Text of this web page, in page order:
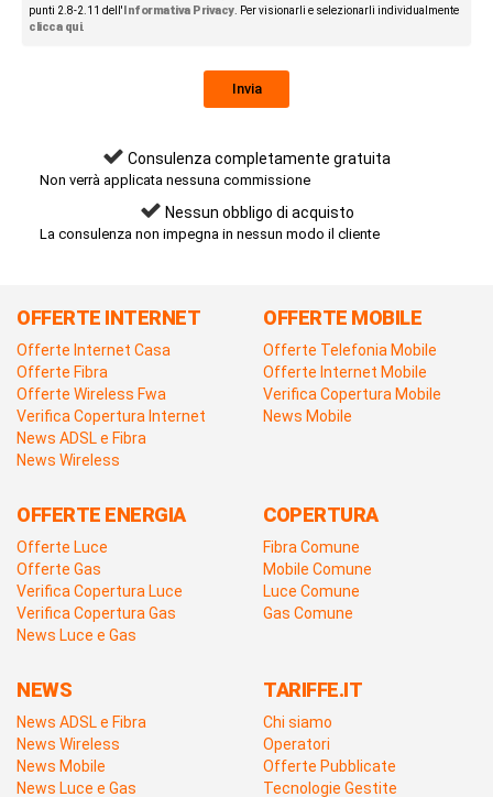
punti 2.8-2.11 dell' Informativa Privacy. Per visionarli e selezionarli individualmente
clicca qui.
Consulenza completamente gratuita
Non verrà applicata nessuna commissione
Nessun obbligo di acquisto
La consulenza non impegna in nessun modo il cliente
OFFERTE INTERNET
Offerte Internet Casa
Offerte Fibra
Offerte Wireless Fwa
Verifica Copertura Internet
News ADSL e Fibra
News Wireless
OFFERTE MOBILE
Offerte Telefonia Mobile
Offerte Internet Mobile
Verifica Copertura Mobile
News Mobile
OFFERTE ENERGIA
Offerte Luce
Offerte Gas
Verifica Copertura Luce
Verifica Copertura Gas
News Luce e Gas
COPERTURA
Fibra Comune
Mobile Comune
Luce Comune
Gas Comune
NEWS
News ADSL e Fibra
News Wireless
News Mobile
News Luce e Gas
TARIFFE.IT
Chi siamo
Operatori
Offerte Pubblicate
Tecnologie Gestite